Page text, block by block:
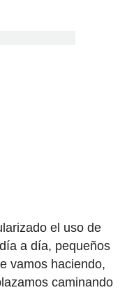
el uso de
a día, pequeños
vamos haciendo,
caminando